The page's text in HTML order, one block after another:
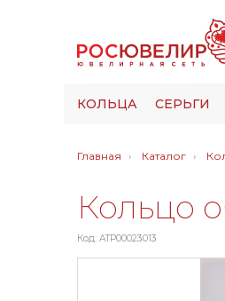
КОЛЬЦА СЕРЬГИ
Главная Каталог
Кольцо
Код: ATP00023013